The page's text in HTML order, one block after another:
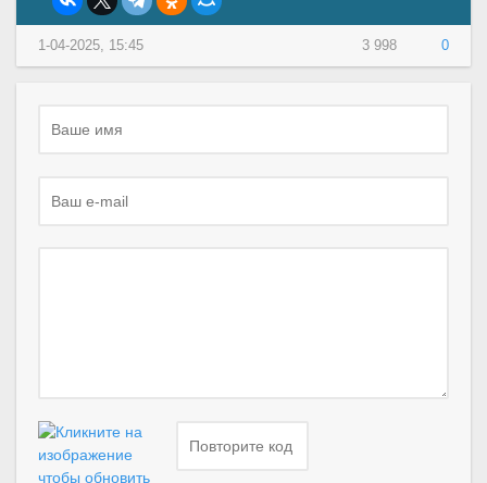
3 998 0
1-04-2025, 15:45